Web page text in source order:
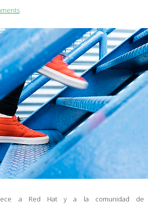
a Red Hat y a la comunidad de